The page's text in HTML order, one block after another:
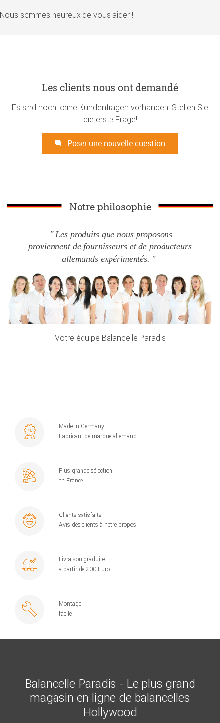
Nous sommes heureux de vous aider !
Les clients nous ont demandé
Es sind noch keine Kundenfragen vorhanden. Stellen Sie
die erste Frage!
Poser une nouvelle question
Notre philosophie
Les produits que nous proposons
proviennent de fournisseurs et de producteurs
allemands expérimentés.
Votre équipe Balancelle Paradis
Made in Germany
Fabricant de marque allemand
Plus grande sélection
en France
Clients satisfaits
Avis des clients à notre propos
Livraison graduite
à partir de 200 Euro
Montage
facile
Balancelle Paradis - Le plus grand
magasin en ligne de balancelles
Hollywood